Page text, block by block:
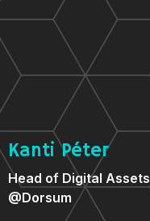
Kanti Péter
Head of Digital
@Dorsum